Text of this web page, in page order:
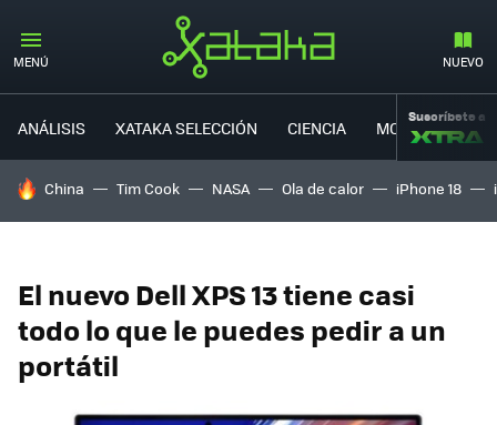
MENÚ NUEVO
ANÁLISIS XATAKA SELECCIÓN CIENCIA MOVILIDAD
Suscríbete a
HOY SE HABLA DE
China Tim Cook NASA Ola de calor iPhone 18
El nuevo Dell XPS 13 tiene casi
todo lo que le puedes pedir a un
portátil